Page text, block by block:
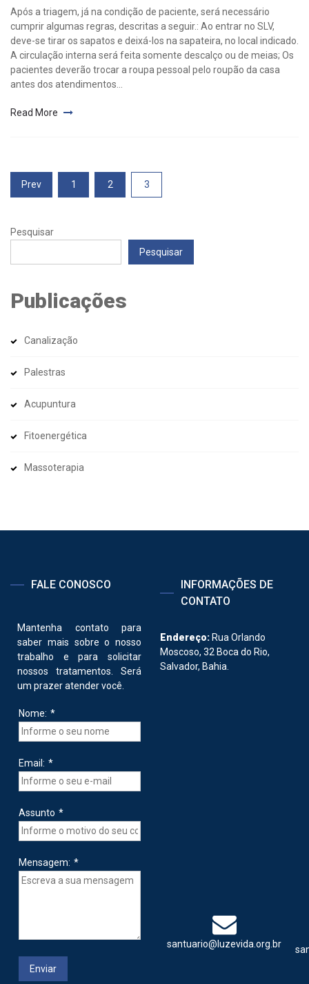
Após a triagem, já na condição de paciente, será necessário
cumprir algumas regras, descritas a seguir.: Ao entrar no SLV,
deve-se tirar os sapatos e deixá-los na sapateira, no local indicado.
A circulação interna será feita somente descalço ou de meias; Os
pacientes deverão trocar a roupa pessoal pelo roupão da casa
antes dos atendimentos...
Read More
Paginação
Prev 1 2 3
Pesquisar
Pesquisar
Publicações
Canalização
Palestras
Acupuntura
Fitoenergética
Massoterapia
INFORMAÇÕES DE
CONTATO
Endereço: Rua Orlando
Moscoso, 32 Boca do Rio,
Salvador, Bahia.
santuario@luzevida.org.br
FALE CONOSCO
Mantenha contato para
saber mais sobre o nosso
trabalho e para solicitar
nossos tratamentos. Será
um prazer atender você.
Nome: *
Email: *
Assunto *
Mensagem: *
Enviar